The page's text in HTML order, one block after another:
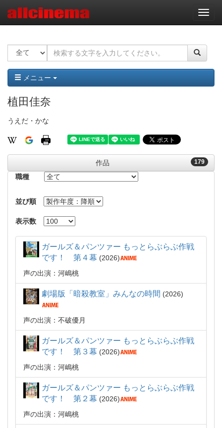
ナ
ビ
ー
ョ
ン
メニュー
植田佳奈
うえだ・かな
179
作品
職種
並び順
表示数
ガールズ＆パンツァー もっとらぶらぶ作戦
です！ 第４幕
2026
声の出演：河嶋桃
劇場版「暗殺教室」みんなの時間 2026
声の出演：不破優月
ガールズ＆パンツァー もっとらぶらぶ作戦
です！ 第３幕
2026
声の出演：河嶋桃
ガールズ＆パンツァー もっとらぶらぶ作戦
です！ 第２幕
2026
声の出演：河嶋桃